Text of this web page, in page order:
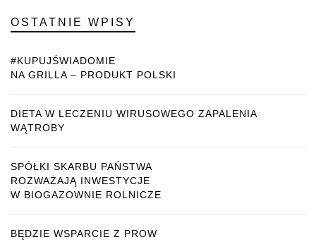
OSTATNIE WPISY
#KUPUJŚWIADOMIE
NA GRILLA – PRODUKT POLSKI
DIETA W LECZENIU WIRUSOWEGO ZAPALENIA
WĄTROBY
SPÓŁKI SKARBU PAŃSTWA
ROZWAŻAJĄ INWESTYCJE
W BIOGAZOWNIE ROLNICZE
BĘDZIE WSPARCIE Z PROW